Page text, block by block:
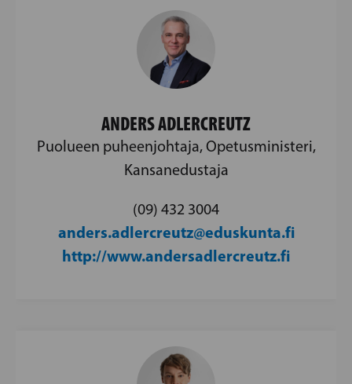
ANDERS ADLERCREUTZ
Puolueen puheenjohtaja, Opetusministeri,
Kansanedustaja
(09) 432 3004
anders.adlercreutz@eduskunta.fi
http://www.andersadlercreutz.fi